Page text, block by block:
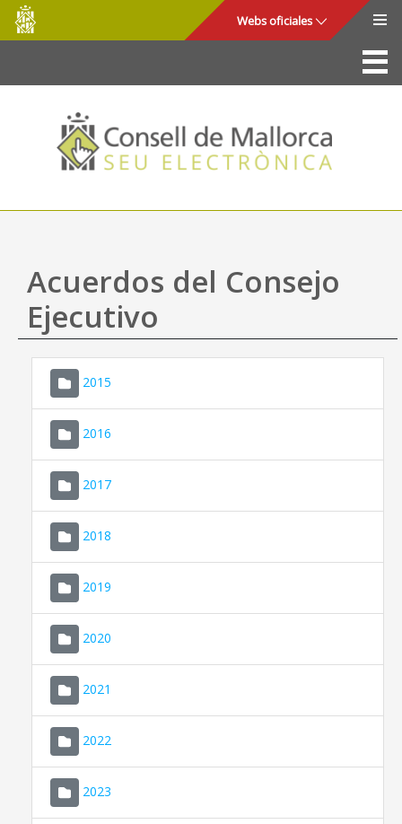
Saltar al contenido principal
Consell
de
Mallorca
Webs oficiales
La Sede
Consejo de Mallorca
Acceso y seguridad
Utilidades
Mapa web
Ayuda
Acuerdos del Consejo
Ejecutivo
2015
2016
2017
2018
2019
2020
2021
2022
2023